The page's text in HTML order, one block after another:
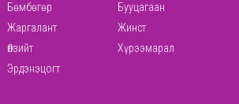
Бөмбөгөр
Бууцагаан
Жаргалант
Жинст
Өлзийт
Хүрээмарал
Эрдэнэцогт